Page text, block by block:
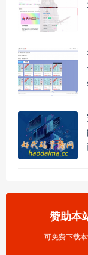
赞助本
可免费下载